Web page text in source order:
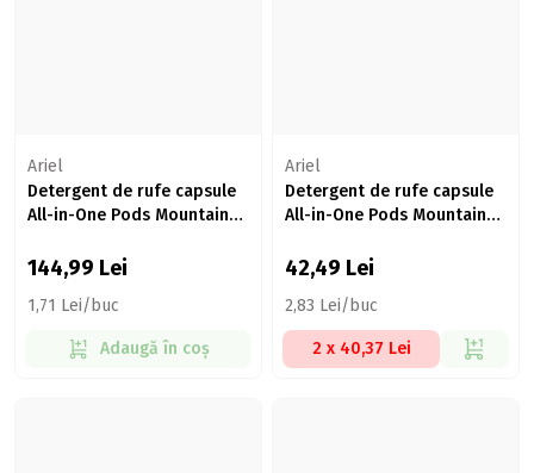
Ariel
Detergent de rufe capsule
All-in-One Pods Mountain
144,99 Lei
1,71 Lei/buc
Adaugă în coș
Ariel
Detergent de rufe capsule
All-in-One Pods Mountain
42,49 Lei
2,83 Lei/buc
2 x 40,37 Lei